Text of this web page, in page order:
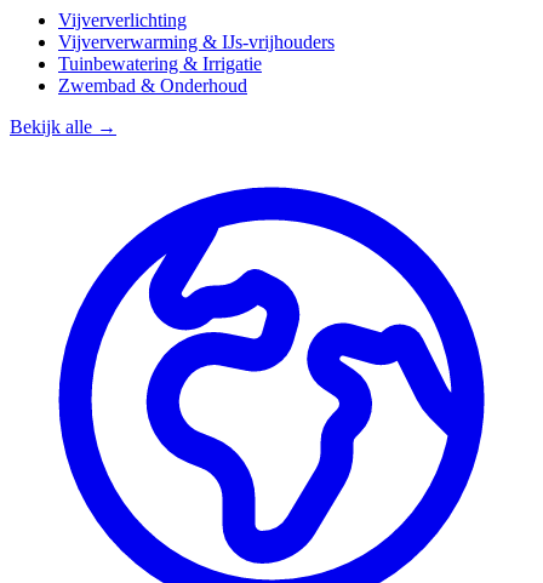
Vijververlichting
Vijververwarming & IJs-vrijhouders
Tuinbewatering & Irrigatie
Zwembad & Onderhoud
Bekijk alle →